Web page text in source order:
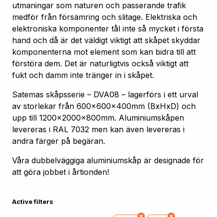
utmaningar som naturen och passerande trafik
medför från försämring och slitage. Elektriska och
elektroniska komponenter tål inte så mycket i första
hand och då är det väldigt viktigt att skåpet skyddar
komponenterna mot element som kan bidra till att
förstöra dem. Det är naturligtvis också viktigt att
fukt och damm inte tränger in i skåpet.
Satemas skåpsserie – DVA08 – lagerförs i ett urval
av storlekar från 600x600x400mm (BxHxD) och
upp till 1200x2000x800mm. Aluminiumskåpen
levereras i RAL 7032 men kan även levereras i
andra färger på begäran.
Våra dubbelväggiga aluminiumskåp är designade för
att göra jobbet i årtionden!
Active filters